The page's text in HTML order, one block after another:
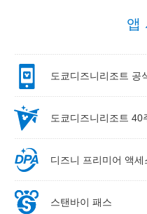
앱
도쿄디즈니리조트 공
도쿄디즈니리조트
디즈니 프리미어 액세
스탠바이 패스